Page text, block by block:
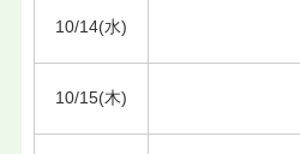
10/14(水)
10/15(木)